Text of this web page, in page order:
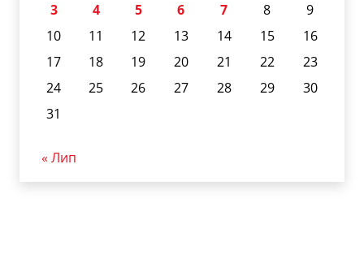
3
4 5 6 7 8
9
10
11 12 13 14 15
16
17
18 19 20 21 22
23
24
25 26 27 28 29
30
31
« Лип